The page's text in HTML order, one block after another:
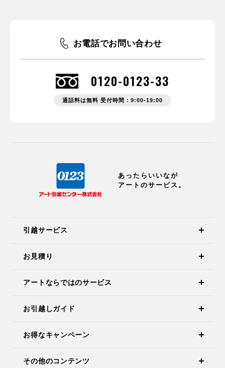
お電話でお問い合わせ
0120-0123-33
通話料は無料 受付時間：9:00-19:00
あったらいいなが
アートのサービス。
引越サービス
お見積り
アートならではのサービス
お引越しガイド
お得なキャンペーン
その他のコンテンツ